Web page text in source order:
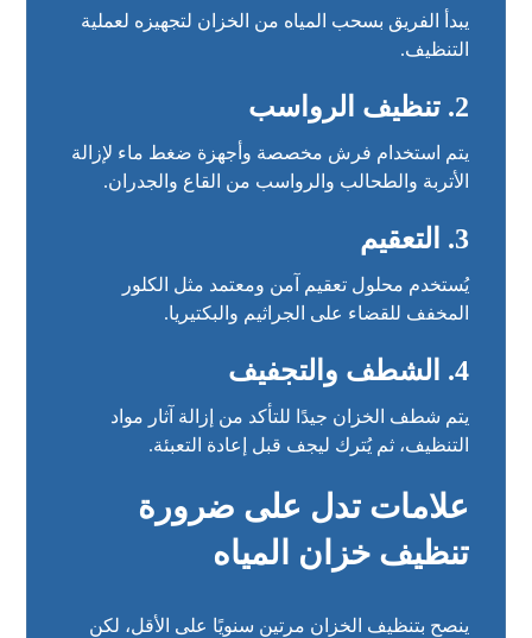
يبدأ الفريق بسحب المياه من الخزان لتجهيزه لعملية
التنظيف.
2. تنظيف الرواسب
يتم استخدام فرش مخصصة وأجهزة ضغط ماء لإزالة
الأتربة والطحالب والرواسب من القاع والجدران.
3. التعقيم
يُستخدم محلول تعقيم آمن ومعتمد مثل الكلور
المخفف للقضاء على الجراثيم والبكتيريا.
4. الشطف والتجفيف
يتم شطف الخزان جيدًا للتأكد من إزالة آثار مواد
التنظيف، ثم يُترك ليجف قبل إعادة التعبئة.
علامات تدل على ضرورة
تنظيف خزان المياه
ينصح بتنظيف الخزان مرتين سنويًا على الأقل، لكن